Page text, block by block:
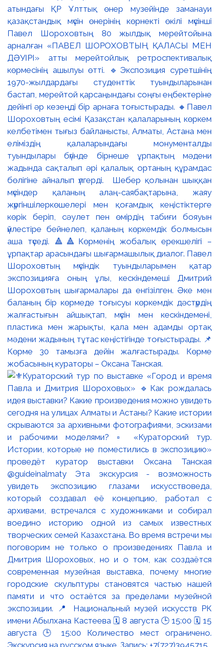
атындағы ҚР Ұлттық өнер музейінде заманауи
қазақстандық мүсін өнерінің көрнекті өкілі мүсінші
Павел Шороховтың 80 жылдық мерейтойына
арналған «ПАВЕЛ ШОРОХОВТЫҢ ҚАЛАСЫ МЕН
ДӘУІРІ» атты мерейтойлық ретроспективалық
көрмесінің ашылуы өтті. 🔹Экспозиция суретшінің
1970-жылдардағы студенттік туындыларынан
бастап, мерейтой қарсаңындағы соңғы еңбектеріне
дейінгі әр кезеңді бір арнаға тоғыстырады. 🔸Павел
Шороховтың есімі Қазақстан қалаларының көркем
келбетімен тығыз байланысты, Алматы, Астана мен
еліміздің қалаларындағы монументалды
туындылары бүгінде бірнеше ұрпақтың мәдени
жадында сақталып әрі қалалық ортаның құрамдас
бөлігіне айналып үлгерді. Шебер қолынан шыққан
мүсіндер қаланың алаң-саябақтарына, жаяу
жүргіншілеркөшелері мен қоғамдық кеңістіктерге
көрік беріп, сәулет пен өмірдің табиғи бояуын
үйлестіре бейнелеп, қаланың көркемдік болмысын
аша түседі. 🔺🔺Көрменің жобалық ерекшелігі –
ұрпақтар арасындағы шығармашылық диалог. Павел
Шороховтың мүсіндік туындыларымен қатар
экспозицияға оның ұлы, кескіндемеші Дмитрий
Шороховтың шығармалары да енгізілген. Әке мен
баланың бір көрмеде тоғысуы көркемдік дәстүрдің
жалғастығын айшықтап, мүсін мен кескіндемені,
пластика мен жарықты, қала мен адамды ортақ
мәдени жадының тұтас кеңістігінде тоғыстырады. 📌
Көрме 30 тамызға дейін жалғастырады. Көрме
жобасының кураторы – Оксана Танская.